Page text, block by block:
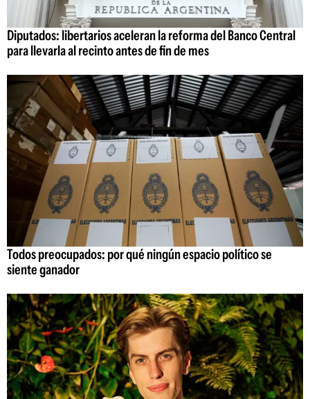
Diputados: libertarios aceleran la reforma del Banco Central
para llevarla al recinto antes de fin de mes
Todos preocupados: por qué ningún espacio político se
siente ganador